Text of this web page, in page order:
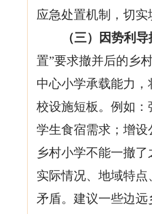
应急处置机制，切
（三）因势利
置”要求撤并后的乡
中心小学承载能力
校设施短板。例如
学生食宿需求；增
乡村小学不能一撤
实际情况、地域特
矛盾。建议一些边